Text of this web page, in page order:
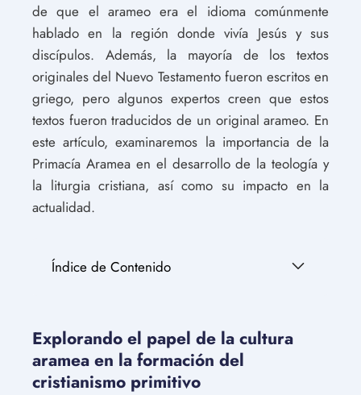
de que el arameo era el idioma comúnmente
hablado en la región donde vivía Jesús y sus
discípulos. Además, la mayoría de los textos
originales del Nuevo Testamento fueron escritos en
griego, pero algunos expertos creen que estos
textos fueron traducidos de un original arameo. En
este artículo, examinaremos la importancia de la
Primacía Aramea en el desarrollo de la teología y
la liturgia cristiana, así como su impacto en la
actualidad.
Índice de Contenido
Explorando el papel de la cultura
aramea en la formación del
cristianismo primitivo